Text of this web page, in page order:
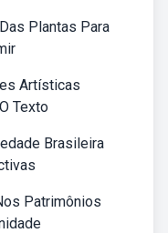
Plantas Para
Artísticas
Texto
Brasileira
Patrimônios